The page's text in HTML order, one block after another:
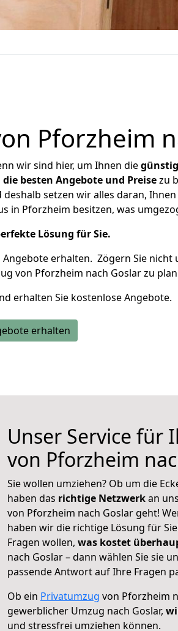
Pforzheim
wir sind hier, um Ihnen die
die besten Angebote und Preisezu
setzen wir alles daran,
in Pforzheim besitzen, was
Lösung für Sie.
Angebote erhalten. Zögern Sie nicht
von Pforzheim nach Goslar zu
erhalten Sie kostenlose Angebote.
erhalten
Unser Service für
von Pforzheim
Sie wollen umziehen? Ob um die
haben das richtige Netzwerkan
von Pforzheim nach Goslar geht!
haben wir die richtige Lösung für
Fragen wollen, was kostet
nach Goslar – dann wählen Sie sie
passende Antwort auf Ihre Fragen
Ob ein Privatumzug von Pforzheim
gewerblicher Umzug nach Goslar,
und stressfrei umziehen können.